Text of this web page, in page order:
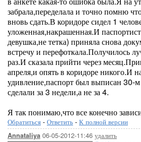
забрала,переделала и точно помню
вновь сдать.В коридоре сидел 1
уложенная,накрашенная.И
девушка,не тетка) приняла снова
встречу и перефоткала.Получилось
раз.И сказала прийти через
апреля,и опять в коридоре никого.И
удивление,паспорт был выписан 30-м
сделали за 3 недели,а не за 4.
Я так понимаю,что все конечно
Обратиться - Ответить - К полной версии
Annataliya 06-05-2012-11:46 удалить